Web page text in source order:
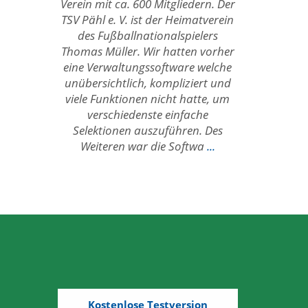
Verein mit ca. 600 Mitgliedern. Der
TSV Pähl e. V. ist der Heimatverein
des Fußballnationalspielers
Thomas Müller. Wir hatten vorher
eine Verwaltungssoftware welche
unübersichtlich, kompliziert und
viele Funktionen nicht hatte, um
verschiedenste einfache
Selektionen auszuführen. Des
Weiteren war die Softwa...
Kostenlose Testversion